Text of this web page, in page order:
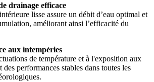
drainage efficace
lisse assure un débit d’eau optimal et
améliorant ainsi l’efficacité du
aux intempéries
de température et à l'exposition aux
performances stables dans toutes les